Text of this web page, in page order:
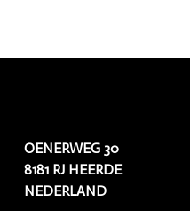
OENERWEG 30
8181 RJ HEERDE
NEDERLAND